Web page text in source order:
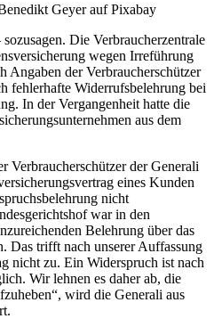
Geyer auf Pixabay
Die Verbraucherzentrale
wegen Irreführung
Angaben der Verbraucherschützer
fehlerhafte Widerrufsbelehrung bei
In der Vergangenheit hatte die
aus dem
Verbraucherschützer der Generali
eines Kunden
nicht
war in den
Belehrung über das
Das trifft nach unserer Auffassung
nicht zu. Ein Widerspruch ist nach
Wir lehnen es daher ab, die
wird die Generali aus